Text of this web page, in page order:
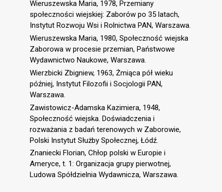
Wieruszewska Maria, 1978, Przemiany
społeczności wiejskiej: Zaborów po 35 latach,
Instytut Rozwoju Wsi i Rolnictwa PAN, Warszawa.
Wieruszewska Maria, 1980, Społeczność wiejska
Zaborowa w procesie przemian, Państwowe
Wydawnictwo Naukowe, Warszawa.
Wierzbicki Zbigniew, 1963, Żmiąca pół wieku
później, Instytut Filozofii i Socjologii PAN,
Warszawa.
Zawistowicz-Adamska Kazimiera, 1948,
Społeczność wiejska. Doświadczenia i
rozważania z badań terenowych w Zaborowie,
Polski Instytut Służby Społecznej, Łódź.
Znaniecki Florian, Chłop polski w Europie i
Ameryce, t. 1: Organizacja grupy pierwotnej,
Ludowa Spółdzielnia Wydawnicza, Warszawa.